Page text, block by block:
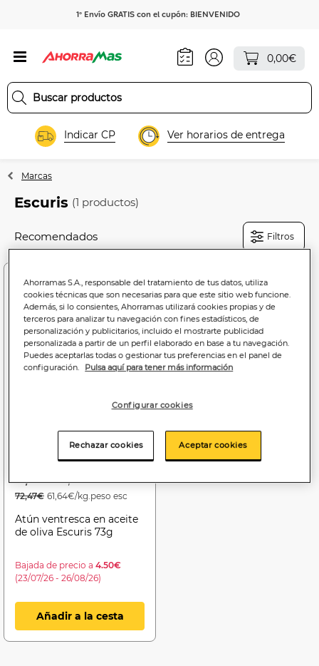
1º Envío GRATIS con el cupón: BIENVENIDO
0,00€
Indicar CP Ver horarios de entrega
Marcas
Escuris (1 productos)
Filtros
-15%
Price reduced from
5,29€to
4,50€
72,47€ 61,64€/kg.peso esc
Atún ventresca en aceite
de oliva Escuris 73g
Bajada de precio a 4.50€
(23/07/26 - 26/08/26)
Añadir a la cesta
Ahorramas S.A., responsable del tratamiento de tus datos, utiliza
cookies técnicas que son necesarias para que este sitio web funcione.
Además, si lo consientes, Ahorramas utilizará cookies propias y de
terceros para analizar tu navegación con fines estadísticos, de
personalización y publicitarios, incluido el mostrarte publicidad
personalizada a partir de un perfil elaborado en base a tu navegación.
Puedes aceptarlas todas o gestionar tus preferencias en el panel de
configuración. Pulsa aquí para tener más información
Configurar cookies
Rechazar cookies Aceptar cookies